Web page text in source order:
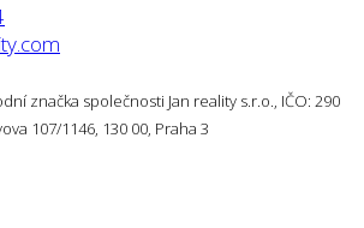
značka společnosti Jan reality s.r.o., IČO: 290
107/1146, 130 00, Praha 3